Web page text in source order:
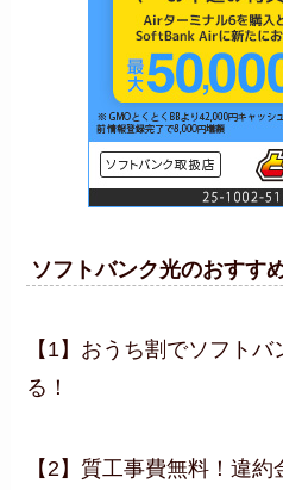
ソフトバンク光のおすす
【1】おうち割でソフト
る！
【2】質工事費無料！違